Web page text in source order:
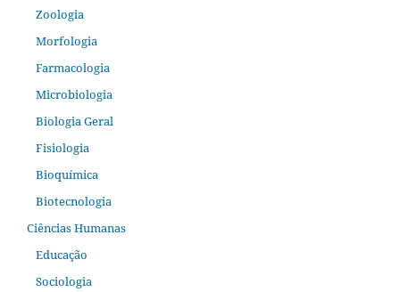
Zoologia
Morfologia
Farmacologia
Microbiologia
Biologia Geral
Fisiologia
Bioquímica
Biotecnologia
Ciências Humanas
Educação
Sociologia